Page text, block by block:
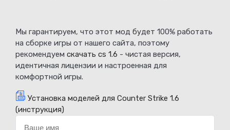
Мы гарантируем, что этот мод будет 100% работать
на сборке игры от нашего сайта, поэтому
рекомендуем скачать cs 1.6 - чистая версия,
идентичная лицензии и настроенная для
комфортной игры.
Установка моделей для Counter Strike 1.6
(инструкция)